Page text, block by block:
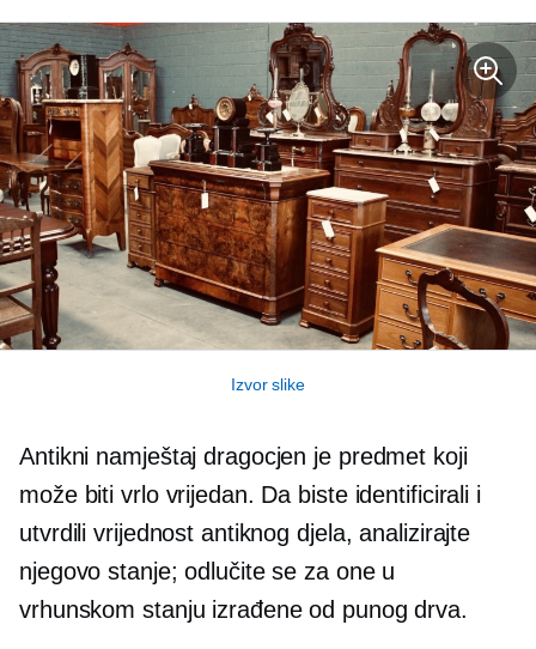
Izvor slike
Antikni namještaj dragocjen je predmet koji
može biti vrlo vrijedan. Da biste identificirali i
utvrdili vrijednost antiknog djela, analizirajte
njegovo stanje; odlučite se za one u
vrhunskom stanju izrađene od punog drva.